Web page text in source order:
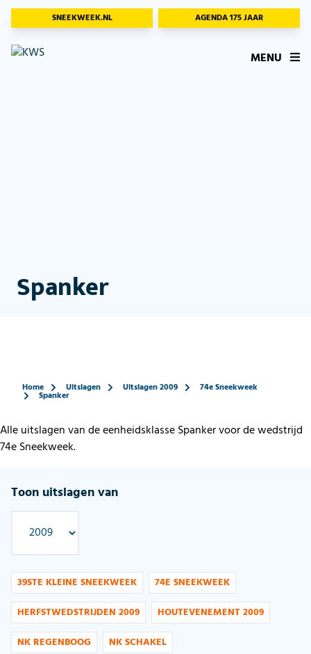
SNEEKWEEK.NL AGENDA 175 JAAR
MENU
Spanker
Home Uitslagen Uitslagen 2009 74e Sneekweek
Spanker
Alle uitslagen van de eenheidsklasse Spanker voor de wedstrijd
74e Sneekweek.
Toon uitslagen van
39STE KLEINE SNEEKWEEK
74E SNEEKWEEK
HERFSTWEDSTRIJDEN 2009
HOUTEVENEMENT 2009
NK REGENBOOG
NK SCHAKEL